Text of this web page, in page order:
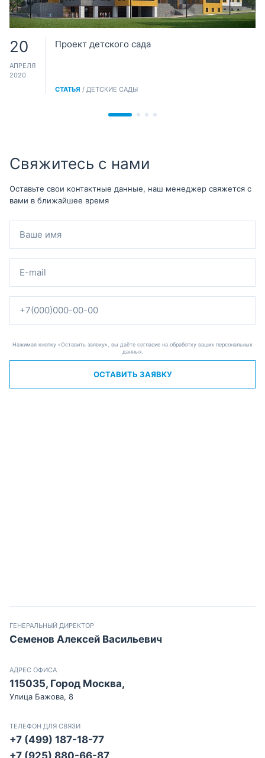
20
АПРЕЛЯ
2020
Проект детского сада
СТАТЬЯ / ДЕТСКИЕ САДЫ
Свяжитесь с нами
Оставьте свои контактные данные, наш менеджер свяжется с
вами в ближайшее время
Нажимая кнопку «Оставить заявку», вы даёте согласие на обработку ваших персональных
данных.
ОСТАВИТЬ ЗАЯВКУ
ГЕНЕРАЛЬНЫЙ ДИРЕКТОР
Семенов Алексей Васильевич
АДРЕС ОФИСА
115035, Город Москва,
Улица Бажова, 8
ТЕЛЕФОН ДЛЯ СВЯЗИ
+7 (499) 187-18-77
+7 (925) 880-66-87